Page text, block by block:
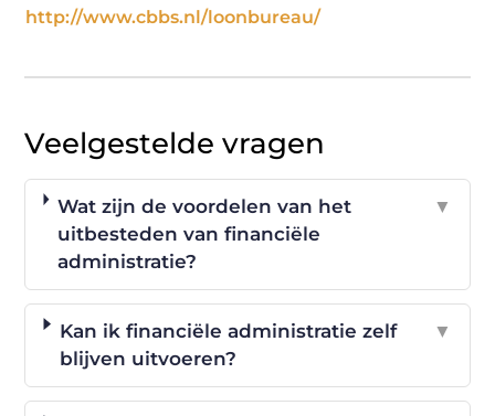
http://www.cbbs.nl/loonbureau/
Veelgestelde vragen
Wat zijn de voordelen van het
uitbesteden van financiële
administratie?
▼
Kan ik financiële administratie zelf
blijven uitvoeren?
▼